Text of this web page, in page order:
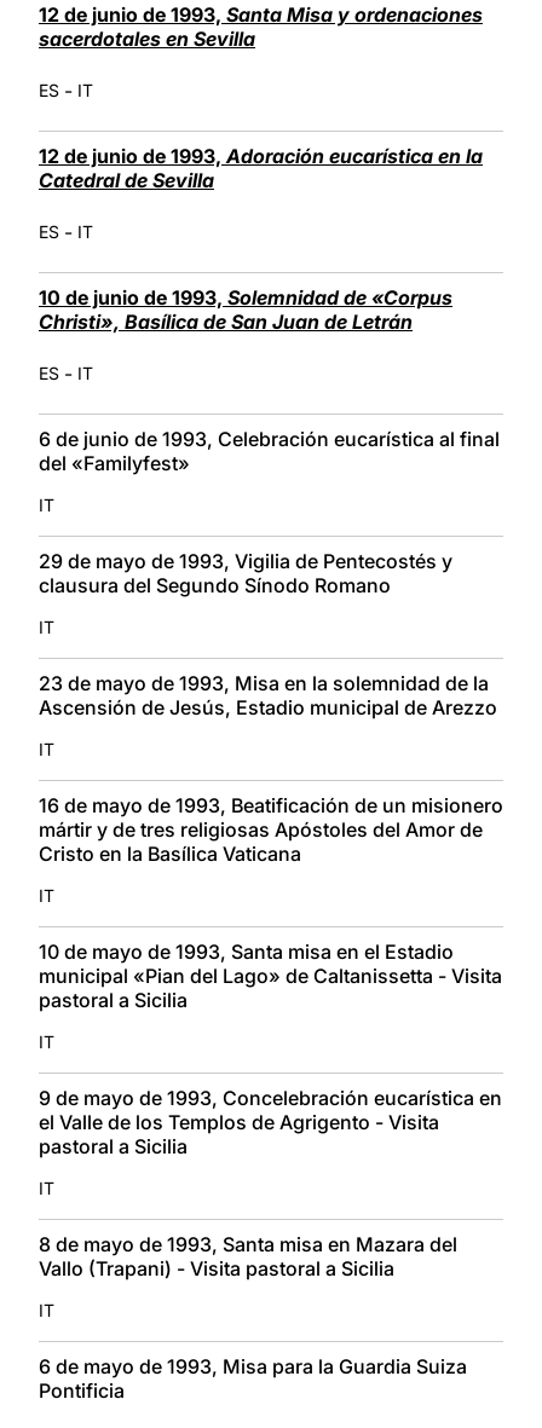
12 de junio de 1993, Santa Misa y ordenaciones
sacerdotales en Sevilla
ES - IT
12 de junio de 1993, Adoración eucarística en la
Catedral de Sevilla
ES - IT
10 de junio de 1993, Solemnidad de «Corpus
Christi», Basílica de San Juan de Letrán
ES - IT
6 de junio de 1993, Celebración eucarística al final
del «Familyfest»
IT
29 de mayo de 1993, Vigilia de Pentecostés y
clausura del Segundo Sínodo Romano
IT
23 de mayo de 1993, Misa en la solemnidad de la
Ascensión de Jesús, Estadio municipal de Arezzo
IT
16 de mayo de 1993, Beatificación de un misionero
mártir y de tres religiosas Apóstoles del Amor de
Cristo en la Basílica Vaticana
IT
10 de mayo de 1993, Santa misa en el Estadio
municipal «Pian del Lago» de Caltanissetta - Visita
pastoral a Sicilia
IT
9 de mayo de 1993, Concelebración eucarística en
el Valle de los Templos de Agrigento - Visita
pastoral a Sicilia
IT
8 de mayo de 1993, Santa misa en Mazara del
Vallo (Trapani) - Visita pastoral a Sicilia
IT
6 de mayo de 1993, Misa para la Guardia Suiza
Pontificia